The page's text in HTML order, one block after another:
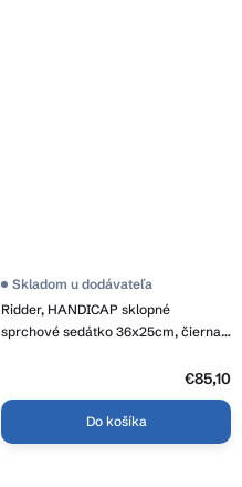
Ridder, HANDICAP sklopné
sprchové sedátko 36x25cm, čierna,
Skladom u dodávateľa
€85,10
Do košíka